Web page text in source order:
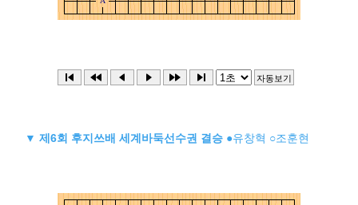
▼제6회 후지쓰배 세계바둑선수권 결승 ●유창혁 ○조훈현